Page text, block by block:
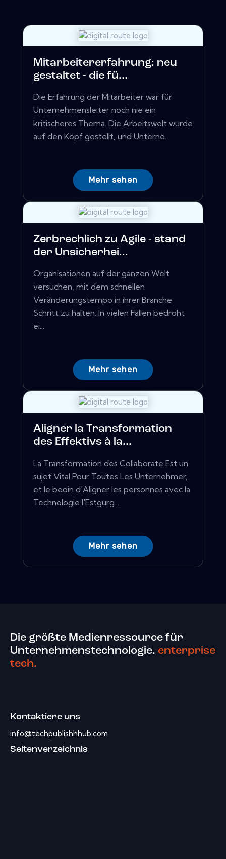
Mitarbeitererfahrung: neu
gestaltet - die fü...
Die Erfahrung der Mitarbeiter war für
Unternehmensleiter noch nie ein
kritischeres Thema. Die Arbeitswelt wurde
auf den Kopf gestellt, und Unterne...
Mehr sehen
Zerbrechlich zu Agile - stand
der Unsicherhei...
Organisationen auf der ganzen Welt
versuchen, mit dem schnellen
Veränderungstempo in ihrer Branche
Schritt zu halten. In vielen Fällen bedroht
ei...
Mehr sehen
Aligner la Transformation
des Effektivs à la...
La Transformation des Collaborate Est un
sujet Vital Pour Toutes Les Unternehmer,
et le beoin d'Aligner les personnes avec la
Technologie l'Estgurg...
Mehr sehen
Die größte Medienressource für
Unternehmenstechnologie. enterprise
tech.
Kontaktiere uns
info@techpublishhhub.com
Seitenverzeichnis